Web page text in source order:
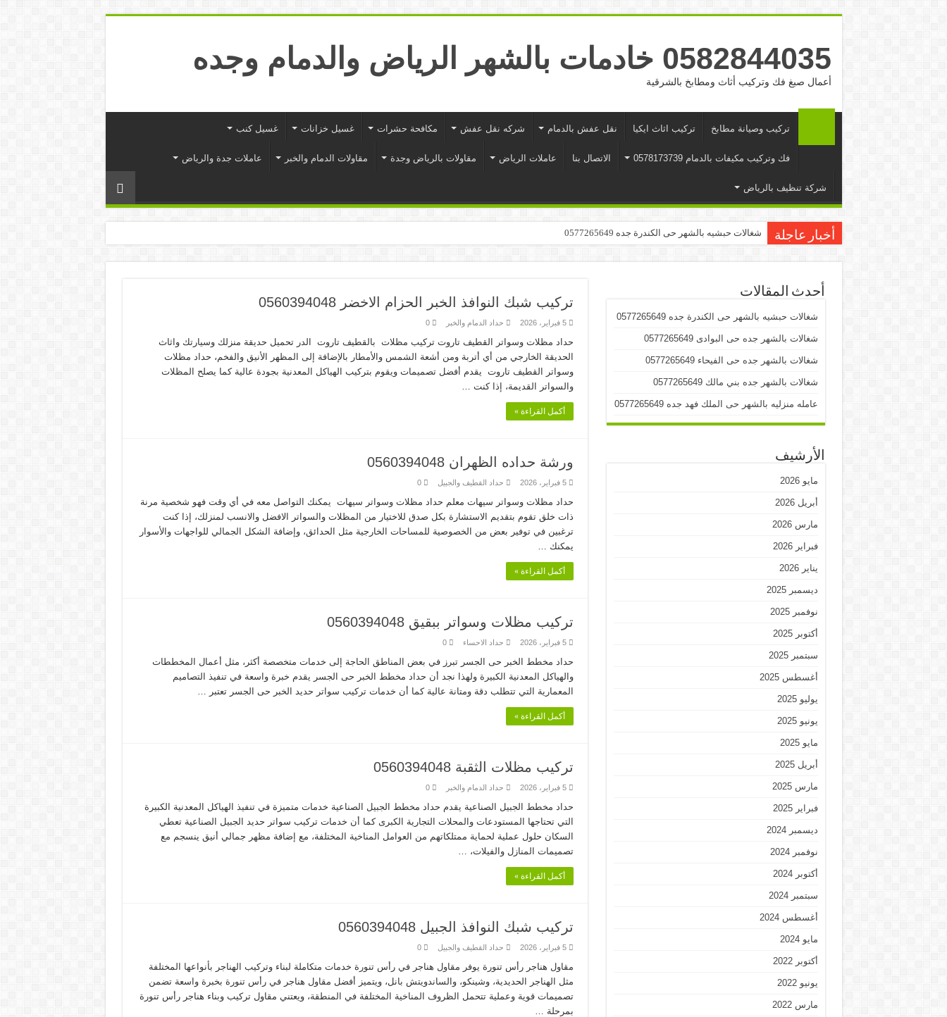
0582844035 خادمات بالشهر الرياض والدمام وجده
أعمال صبغ فك وتركيب أثاث ومطابخ بالشرقية
تركيب وصيانة مطابخ تركيب اثاث ايكيا نقل عفش بالدمام شركه نقل عفش مكافحة حشرات غسيل خزانات غسيل كنب
فك وتركیب مكیفات بالدمام 0578173739 الاتصال بنا عاملات الرياض مقاولات بالرياض وجدة مقاولات الدمام والخبر عاملات جدة والرياض
شركة تنظيف بالرياض
أخبار عاجلة شغالات حبشيه بالشهر حى الكندرة جده 0577265649
تركيب شبك النوافذ الخبر الحزام الاخضر 0560394048
5 فبراير، 2026 حداد الدمام والخبر 0
حداد مظلات وسواتر القطيف تاروت تركيب مظلات بالقطيف تاروت الدر تحميل حديقة منزلك وسيارتك واثاث
الحديقة الخارجي من أي أتربة ومن أشعة الشمس والأمطار بالإضافة إلى المظهر الأنيق والفخم، حداد مظلات
وسواتر القطيف تاروت يقدم أفضل تصميمات ويقوم بتركيب الهياكل المعدنية بجودة عالية كما يصلح المظلات
والسواتر القديمة، إذا كنت …
أكمل القراءة »
ورشة حداده الظهران 0560394048
5 فبراير، 2026 حداد القطيف والجبيل 0
حداد مظلات وسواتر سيهات معلم حداد مظلات وسواتر سيهات يمكنك التواصل معه في أي وقت فهو شخصية مرنة
ذات خلق تقوم بتقديم الاستشارة بكل صدق للاختيار من المظلات والسواتر الافضل والانسب لمنزلك، إذا كنت
ترغبين في توفير بعض من الخصوصية للمساحات الخارجية مثل الحدائق، وإضافة الشكل الجمالي للواجهات والأسوار
يمكنك …
أكمل القراءة »
تركيب مظلات وسواتر ببقيق 0560394048
5 فبراير، 2026 حداد الاحساء 0
حداد مخطط الخبر حى الجسر تبرز في بعض المناطق الحاجة إلى خدمات متخصصة أكثر، مثل أعمال المخططات
والهياكل المعدنية الكبيرة ولهذا نجد أن حداد مخطط الخبر حى الجسر يقدم خبرة واسعة في تنفيذ التصاميم
المعمارية التي تتطلب دقة ومتانة عالية كما أن خدمات تركيب سواتر حديد الخبر حى الجسر تعتبر …
أكمل القراءة »
تركيب مظلات الثقبة 0560394048
5 فبراير، 2026 حداد الدمام والخبر 0
حداد مخطط الجبيل الصناعية يقدم حداد مخطط الجبيل الصناعية خدمات متميزة في تنفيذ الهياكل المعدنية الكبيرة
التي تحتاجها المستودعات والمحلات التجارية الكبرى كما أن خدمات تركيب سواتر حديد الجبيل الصناعية تعطي
السكان حلول عملية لحماية ممتلكاتهم من العوامل المناخية المختلفة، مع إضافة مظهر جمالي أنيق ينسجم مع
تصميمات المنازل والفيلات، …
أكمل القراءة »
تركيب شبك النوافذ الجبيل 0560394048
5 فبراير، 2026 حداد القطيف والجبيل 0
مقاول هناجر رأس تنورة يوفر مقاول هناجر في رأس تنورة خدمات متكاملة لبناء وتركيب الهناجر بأنواعها المختلفة
مثل الهناجر الحديدية، وشينكو، والساندويتش بانل، ويتميز أفضل مقاول هناجر في رأس تنورة بخبرة واسعة تضمن
تصميمات قوية وعملية تتحمل الظروف المناخية المختلفة في المنطقة، ويعتني مقاول تركيب وبناء هناجر رأس تنورة
بمرحلة …
أحدث المقالات
شغالات حبشيه بالشهر حى الكندرة جده 0577265649
شغالات بالشهر جده حى البوادى 0577265649
شغالات بالشهر جده حى الفيحاء 0577265649
شغالات بالشهر جده بني مالك 0577265649
عامله منزليه بالشهر حى الملك فهد جده 0577265649
الأرشيف
مايو 2026
أبريل 2026
مارس 2026
فبراير 2026
يناير 2026
ديسمبر 2025
نوفمبر 2025
أكتوبر 2025
سبتمبر 2025
أغسطس 2025
يوليو 2025
يونيو 2025
مايو 2025
أبريل 2025
مارس 2025
فبراير 2025
ديسمبر 2024
نوفمبر 2024
أكتوبر 2024
سبتمبر 2024
أغسطس 2024
مايو 2024
أكتوبر 2022
يونيو 2022
مارس 2022